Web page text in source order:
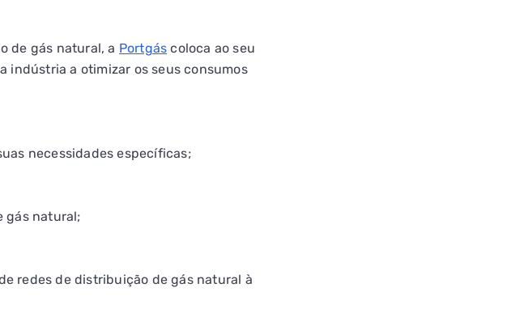
de gás natural, a Portgás coloca ao seu
indústria a otimizar os seus consumos
necessidades específicas;
gás natural;
redes de distribuição de gás natural à